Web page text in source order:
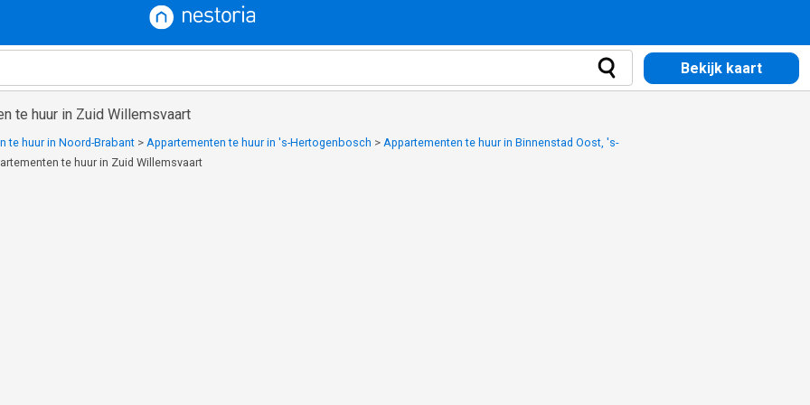
Bekijk kaart
te huur in Zuid Willemsvaart
te huur in Noord-Brabant > Appartementen te huur in 's-Hertogenbosch > Appartementen te huur in Binnenstad Oost, 's-
te huur in Zuid Willemsvaart